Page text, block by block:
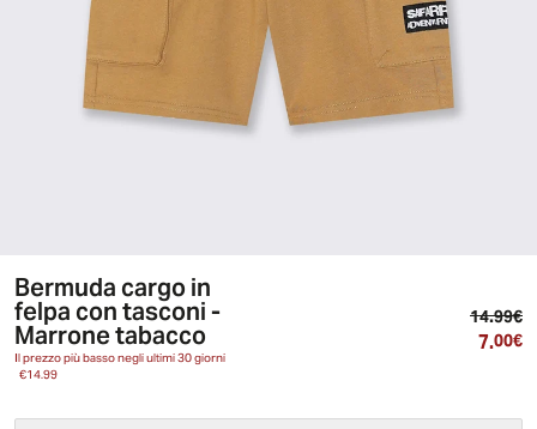
Bermuda cargo in
felpa con tasconi -
Marrone tabacco
Il prezzo più basso negli ultimi 30 giorni
€14.99
14.99€
7.00€